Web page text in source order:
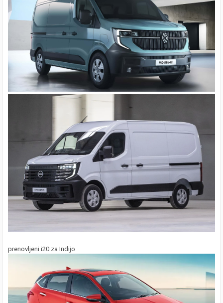
prenovljeni i20 za Indijo